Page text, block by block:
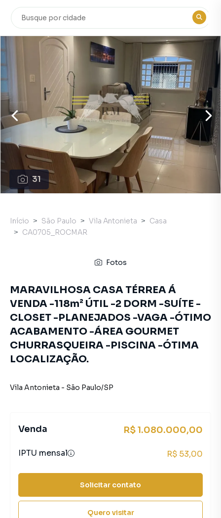
31
Início São Paulo Vila Antonieta
Casa
CA0705_ROCMAR
Fotos
MARAVILHOSA CASA TÉRREA Á
VENDA -118m² ÚTIL -2 DORM -SUÍTE -
CLOSET -PLANEJADOS -VAGA -ÓTIMO
ACABAMENTO -ÁREA GOURMET
CHURRASQUEIRA -PISCINA -ÓTIMA
LOCALIZAÇÃO.
Vila Antonieta - São Paulo/SP
Venda R$ 1.080.000,00
IPTU mensal R$ 53,00
Solicitar contato
Quero visitar